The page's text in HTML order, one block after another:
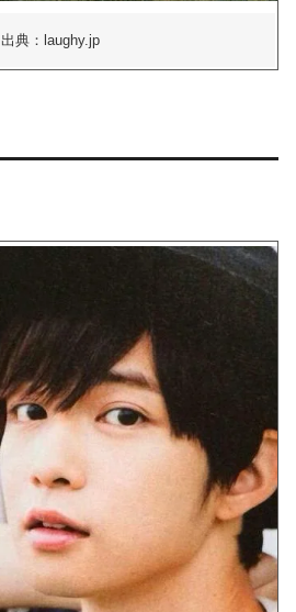
出典：laughy.jp